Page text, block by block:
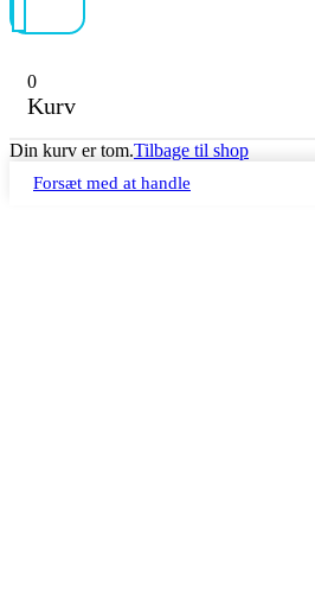
0
Kurv
Din kurv er tom.Tilbage til shop
Forsæt med at handle